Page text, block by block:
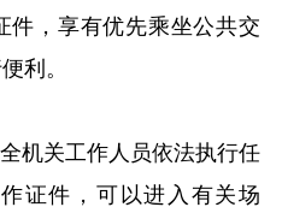
件，享有优先乘坐公共交
利。
机关工作人员依法执行任
证件，可以进入有关场